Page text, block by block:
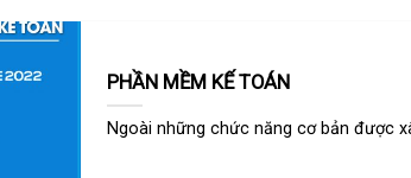
PHẦN MỀM KẾ TOÁN
Ngoài những chức năng cơ bản được